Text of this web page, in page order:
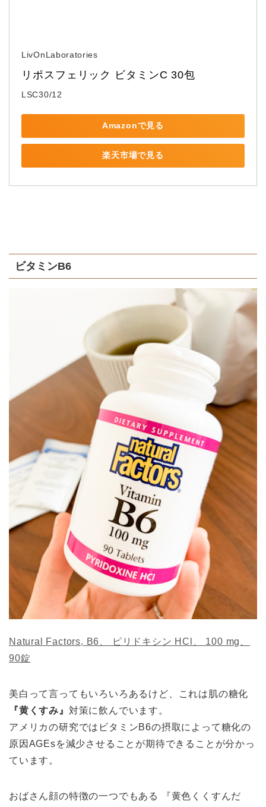
LivOnLaboratories
リポスフェリック ビタミンC 30包
LSC30/12
Amazonで見る
楽天市場で見る
ビタミンB6
Natural Factors, B6、 ピリドキシン HCl、 100 mg、
90錠
美白って言ってもいろいろあるけど、これは肌の糖化
『黄くすみ』 対策に飲んでいます。
アメリカの研究ではビタミンB6の摂取によって糖化の
原因AGEsを減少させることが期待できることが分かっ
ています。
おばさん顔の特徴の一つでもある 『黄色くくすんだ